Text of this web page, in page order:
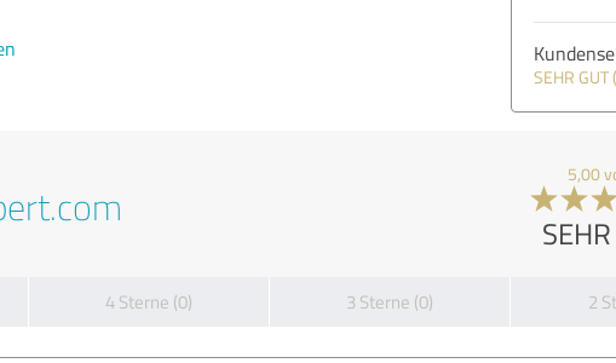
SEHR GUT
5,00
4 Sterne (0) 3 Sterne (0) 2